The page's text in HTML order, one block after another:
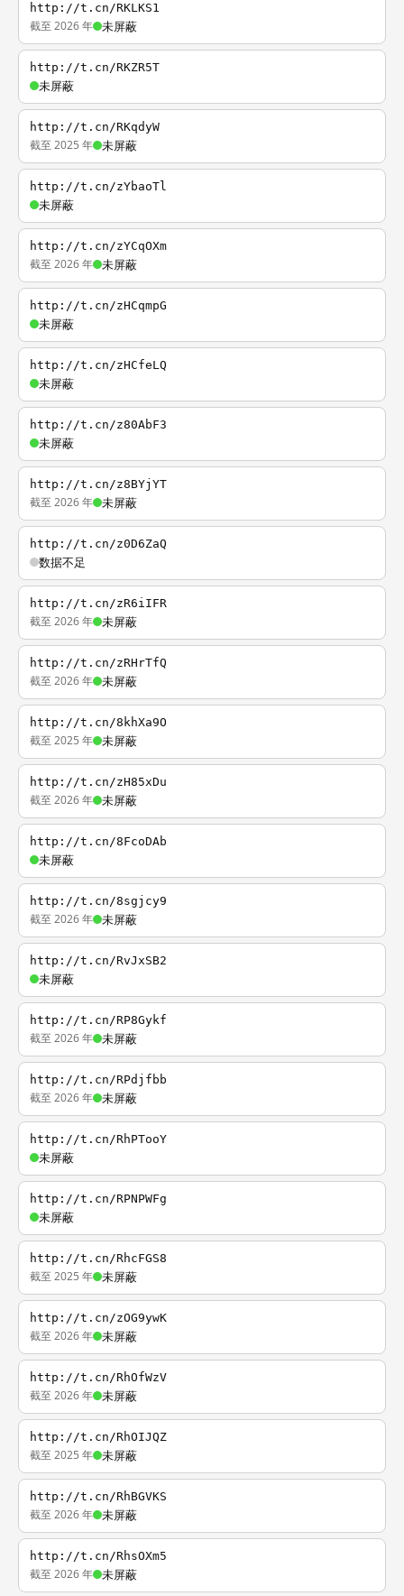
http://t.cn/RKLKS1
截至 2026 年 未屏蔽
http://t.cn/RKZR5T
未屏蔽
http://t.cn/RKqdyW
截至 2025 年 未屏蔽
http://t.cn/zYbaoTl
未屏蔽
http://t.cn/zYCqOXm
截至 2026 年 未屏蔽
http://t.cn/zHCqmpG
未屏蔽
http://t.cn/zHCfeLQ
未屏蔽
http://t.cn/z80AbF3
未屏蔽
http://t.cn/z8BYjYT
截至 2026 年 未屏蔽
http://t.cn/z0D6ZaQ
数据不足
http://t.cn/zR6iIFR
截至 2026 年 未屏蔽
http://t.cn/zRHrTfQ
截至 2026 年 未屏蔽
http://t.cn/8khXa9O
截至 2025 年 未屏蔽
http://t.cn/zH85xDu
截至 2026 年 未屏蔽
http://t.cn/8FcoDAb
未屏蔽
http://t.cn/8sgjcy9
截至 2026 年 未屏蔽
http://t.cn/RvJxSB2
未屏蔽
http://t.cn/RP8Gykf
截至 2026 年 未屏蔽
http://t.cn/RPdjfbb
截至 2026 年 未屏蔽
http://t.cn/RhPTooY
未屏蔽
http://t.cn/RPNPWFg
未屏蔽
http://t.cn/RhcFGS8
截至 2025 年 未屏蔽
http://t.cn/zOG9ywK
截至 2026 年 未屏蔽
http://t.cn/RhOfWzV
截至 2026 年 未屏蔽
http://t.cn/RhOIJQZ
截至 2025 年 未屏蔽
http://t.cn/RhBGVKS
截至 2026 年 未屏蔽
http://t.cn/RhsOXm5
截至 2026 年 未屏蔽